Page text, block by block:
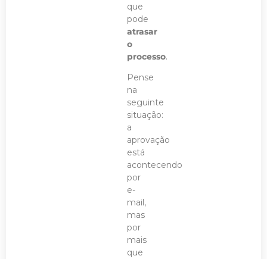
que
pode
atrasar
o
processo.
Pense
na
seguinte
situação:
a
aprovação
está
acontecendo
por
e-
mail,
mas
por
mais
que